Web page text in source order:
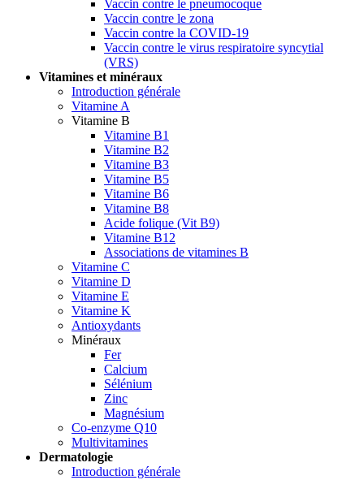
Vaccin contre le pneumocoque
Vaccin contre le zona
Vaccin contre la COVID-19
Vaccin contre le virus respiratoire syncytial
(VRS)
Vitamines et minéraux
Introduction générale
Vitamine A
Vitamine B
Vitamine B1
Vitamine B2
Vitamine B3
Vitamine B5
Vitamine B6
Vitamine B8
Acide folique (Vit B9)
Vitamine B12
Associations de vitamines B
Vitamine C
Vitamine D
Vitamine E
Vitamine K
Antioxydants
Minéraux
Fer
Calcium
Sélénium
Zinc
Magnésium
Co-enzyme Q10
Multivitamines
Dermatologie
Introduction générale